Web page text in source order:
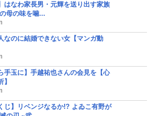
はなわ家長男・元輝を送り出す家族
母の味を噛...
なのに結婚できない女【マンガ動
手玉に】手越祐也さんの会見を【心
じ】リベンジなるか!? よゐこ有野が